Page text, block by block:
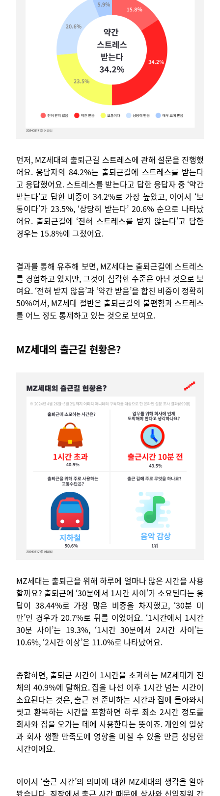
먼저, MZ세대의 출퇴근길 스트레스에 관해 설문을 진행했
어요. 응답자의 84.2%는 출퇴근길에 스트레스를 받는다
고 응답했어요. 스트레스를 받는다고 답한 응답자 중 ‘약간
받는다’고 답한 비중이 34.2%로 가장 높았고, 이어서 ‘보
통이다’가 23.5%, ‘상당히 받는다’ 20.6% 순으로 나타났
어요. 출퇴근길에 ‘전혀 스트레스를 받지 않는다’고 답한
경우는 15.8%에 그쳤어요.
결과를 통해 유추해 보면, MZ세대는 출퇴근길에 스트레스
를 경험하고 있지만, 그것이 심각한 수준은 아닌 것으로 보
여요. ‘전혀 받지 않음’과 ‘약간 받음’을 합친 비중이 정확히
50%여서, MZ세대 절반은 출퇴근길의 불편함과 스트레스
를 어느 정도 통제하고 있는 것으로 보여요.
MZ세대의 출근길 현황은?
MZ세대는 출퇴근을 위해 하루에 얼마나 많은 시간을 사용
할까요? 출퇴근에 ‘30분에서 1시간 사이’가 소요된다는 응
답이 38.44%로 가장 많은 비중을 차지했고, ‘30분 미
만’인 경우가 20.7%로 뒤를 이었어요. ‘1시간에서 1시간
30분 사이’는 19.3%, ‘1시간 30분에서 2시간 사이’는
10.6%, ‘2시간 이상’은 11.0%로 나타났어요.
종합하면, 출퇴근 시간이 1시간을 초과하는 MZ세대가 전
체의 40.9%에 달해요. 집을 나선 이후 1시간 넘는 시간이
소요된다는 것은, 출근 전 준비하는 시간과 집에 돌아와서
씻고 환복하는 시간을 포함하면 하루 최소 2시간 정도를
회사와 집을 오가는 데에 사용한다는 뜻이죠. 개인의 일상
과 회사 생활 만족도에 영향을 미칠 수 있을 만큼 상당한
시간이에요.
이어서 ‘출근 시간’의 의미에 대한 MZ세대의 생각을 알아
봤습니다. 직장에서 출근 시간 때문에 상사와 신입직원 간